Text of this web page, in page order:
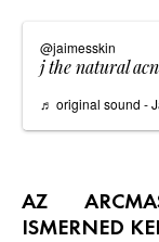
@jaimesskin
j the natural
♬ original sound -
AZ
ISMERNED